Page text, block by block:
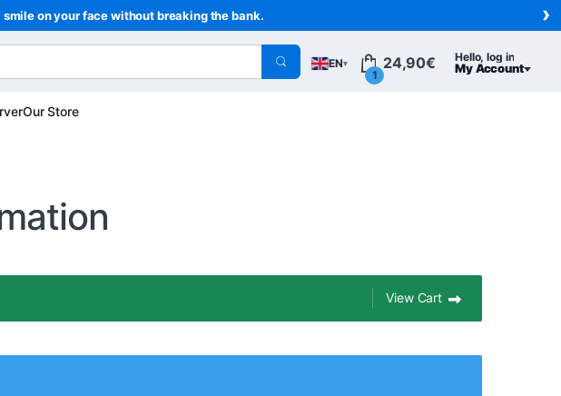
on your face without breaking the bank. ›
EN▾ Hello, log in
My Account
1
24,90€
Our Store
View Cart